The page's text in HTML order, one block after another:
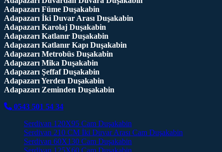
Adapazarı Füme Duşakabin
Adapazarı İki Duvar Arası Duşakabin
Adapazarı Karolaj Duşakabin
Adapazarı Katlanır Duşakabin
Adapazarı Katlanır Kapı Duşakabin
Adapazarı Metrobüs Duşakabin
Adapazarı Mika Duşakabin
Adapazarı Şeffaf Duşakabin
Adapazarı Yerden Duşakabin
Adapazarı Zeminden Duşakabin
0543 501 54 34
Serdivan 120X95 Cam Duşakabin
Serdivan 210 CM İki Duvar Arası Cam Duşakabin
Serdivan 60X130 Cam Duşakabin